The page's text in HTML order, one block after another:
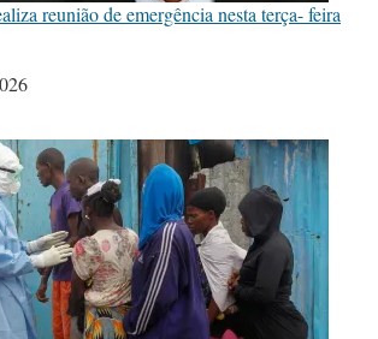
reunião de emergência nesta terça- feira